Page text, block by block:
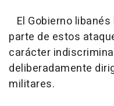
El Gobierno
parte de estos
carácter
deliberadamente
militares.